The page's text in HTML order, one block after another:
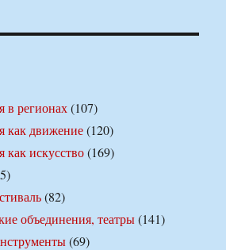
в регионах(107)
как движение(120)
как искусство(169)
(82)
объединения, театры(141)
(69)